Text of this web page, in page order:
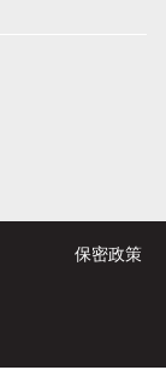
保密政策